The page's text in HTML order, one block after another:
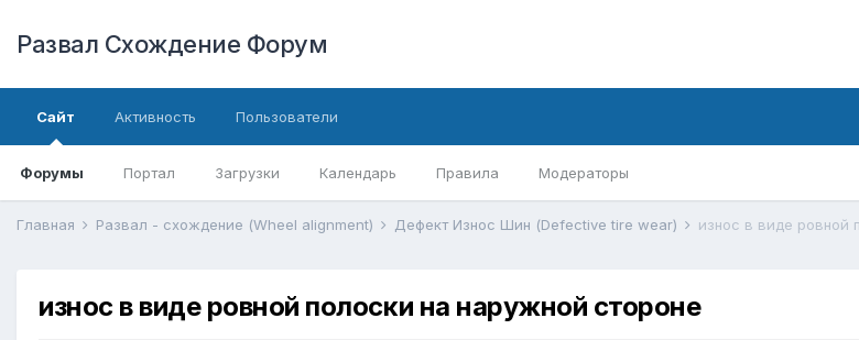
Развал Схождение Форум
Сайт
Форумы Портал Загрузки Календарь Правила Модераторы
Активность Пользователи
Главная Развал - схождение (Wheel alignment) Дефект Износ Шин (Defective tire wear) износ в виде ровной
износ в виде ровной полоски на наружной стороне